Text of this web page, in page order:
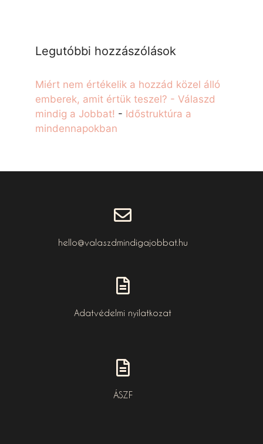
Legutóbbi hozzászólások
Miért nem értékelik a hozzád közel álló
emberek, amit értük teszel? - Válaszd
mindig a Jobbat! - Időstruktúra a
mindennapokban
hello@valaszdmindigajobbat.hu
Adatvédelmi nyilatkozat
ÁSZF